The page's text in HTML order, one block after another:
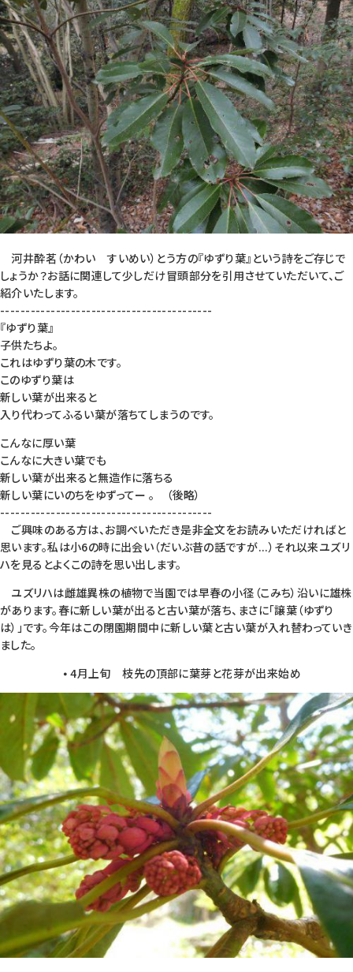
河井酔茗（かわい すいめい）とう方の『ゆずり葉』という詩をご存じで
しょうか？お話に関連して少しだけ冒頭部分を引用させていただいて、ご
紹介いたします。
------------------------------------------
『ゆずり葉』
子供たちよ。
これはゆずり葉の木です。
このゆずり葉は
新しい葉が出来ると
入り代わってふるい葉が落ちてしまうのです。
こんなに厚い葉
こんなに大きい葉でも
新しい葉が出来ると無造作に落ちる
新しい葉にいのちをゆずってー 。 （後略）
------------------------------------------
ご興味のある方は、お調べいただき是非全文をお読みいただければと
思います。私は小6の時に出会い（だいぶ昔の話ですが...）それ以来ユズリ
ハを見るとよくこの詩を思い出します。
ユズリハは雌雄異株の植物で当園では早春の小径（こみち）沿いに雄株
があります。春に新しい葉が出ると古い葉が落ち、まさに「譲葉（ゆずり
は）」です。今年はこの閉園期間中に新しい葉と古い葉が入れ替わっていき
ました。
⦁ 4月上旬 枝先の頂部に葉芽と花芽が出来始め